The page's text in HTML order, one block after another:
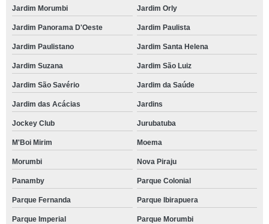
Jardim Morumbi Jardim Orly
Jardim Panorama D'Oeste Jardim Paulista
Jardim Paulistano Jardim Santa Helena
Jardim Suzana Jardim São Luiz
Jardim São Savério Jardim da Saúde
Jardim das Acácias Jardins
Jockey Club Jurubatuba
M'Boi Mirim Moema
Morumbi Nova Piraju
Panamby Parque Colonial
Parque Fernanda Parque Ibirapuera
Parque Imperial Parque Morumbi